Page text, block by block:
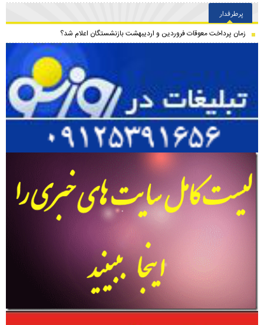
پرطرفدار
زمان پرداخت معوقات فروردین و اردیبهشت بازنشستگان اعلام شد؟